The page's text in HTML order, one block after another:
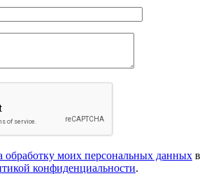
обработку моих персональных данных в
конфиденциальности.